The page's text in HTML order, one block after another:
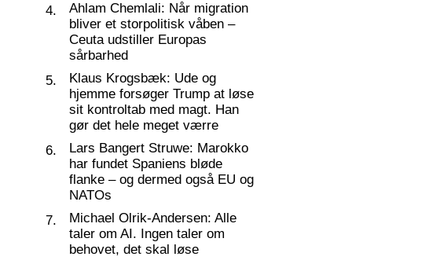
4.
Ahlam Chemlali: Når migration
bliver et storpolitisk våben –
Ceuta udstiller Europas
sårbarhed
5.
Klaus Krogsbæk: Ude og
hjemme forsøger Trump at løse
sit kontroltab med magt. Han
gør det hele meget værre
6.
Lars Bangert Struwe: Marokko
har fundet Spaniens bløde
flanke – og dermed også EU og
NATOs
7.
Michael Olrik-Andersen: Alle
taler om AI. Ingen taler om
behovet, det skal løse